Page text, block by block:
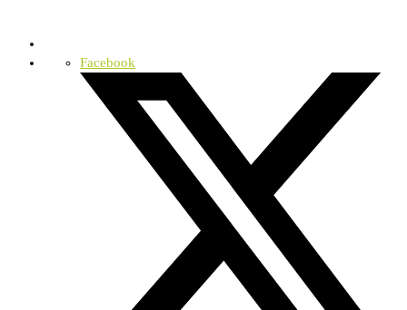
Facebook